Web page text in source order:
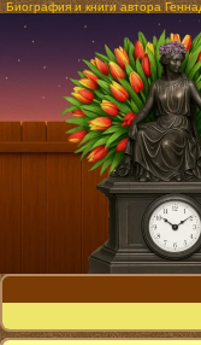
Биография и книги автора